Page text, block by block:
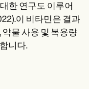
한 연구도 이루어
이 비타민은 결과
약물 사용 및 복용량
니다.